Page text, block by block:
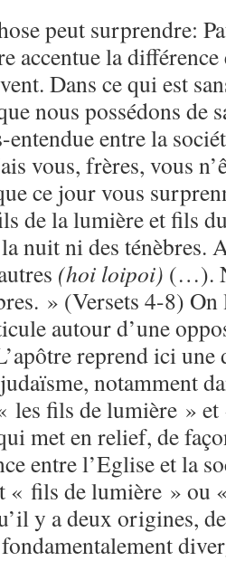
peut surprendre:
accentue la
Dans ce qui est
nous possédons de
entre la
vous, frères, vous
ce jour vous
de la lumière et fils
nuit ni des ténèbres.
(hoi loipoi) (…).
» (Versets 4-8) On
autour d’une
reprend ici
notamment
les fils de lumière »
met en relief, de
entre l’Eglise et la
« fils de lumière » ou
y a deux origines,